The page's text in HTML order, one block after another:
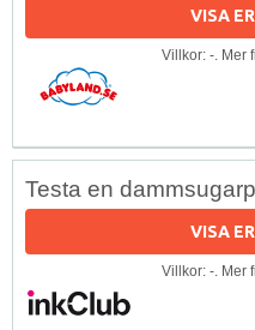
VISA
Villkor: -. Mer
Testa en
VISA
Villkor: -. Mer